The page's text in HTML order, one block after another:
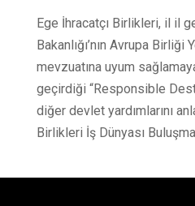
Ege İhracatçı Birlikleri, il il
Bakanlığı’nın Avrupa
mevzuatına uyum
geçirdiği “Responsible
diğer devlet yardımlarını
Birlikleri İş Dünyası